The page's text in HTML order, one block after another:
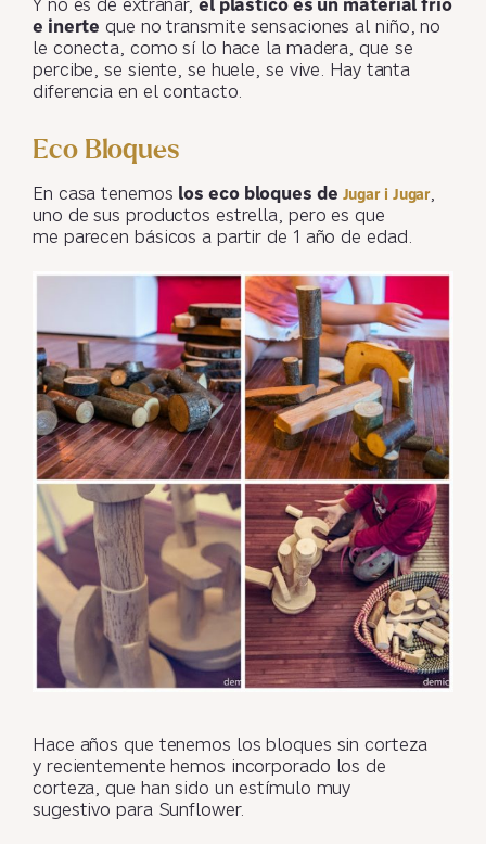
Y no es de extrañar, el plástico es un material frío
e inerte que no transmite sensaciones al niño, no
le conecta, como sí lo hace la madera, que se
percibe, se siente, se huele, se vive. Hay tanta
diferencia en el contacto.
Eco Bloques
En casa tenemos los eco bloques de Jugar i Jugar,
uno de sus productos estrella, pero es que
me parecen básicos a partir de 1 año de edad.
Hace años que tenemos los bloques sin corteza
y recientemente hemos incorporado los de
corteza, que han sido un estímulo muy
sugestivo para Sunflower.